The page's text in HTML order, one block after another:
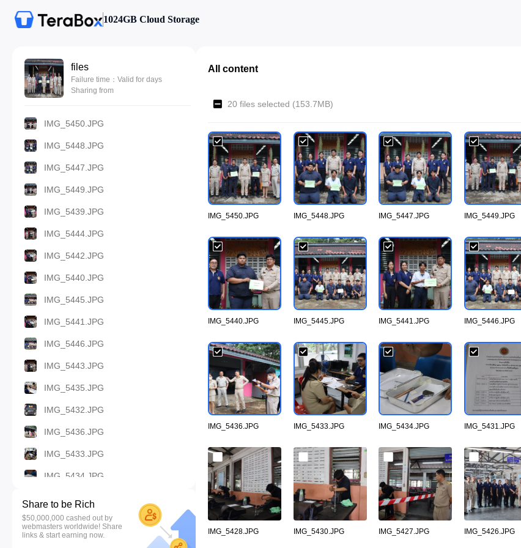
1024GB Cloud Storage
files
Failure time：Valid for days
Sharing from
IMG_5450.JPG
IMG_5448.JPG
IMG_5447.JPG
IMG_5449.JPG
IMG_5439.JPG
IMG_5444.JPG
IMG_5442.JPG
IMG_5440.JPG
IMG_5445.JPG
IMG_5441.JPG
IMG_5446.JPG
IMG_5443.JPG
IMG_5435.JPG
IMG_5432.JPG
IMG_5436.JPG
IMG_5433.JPG
IMG_5434.JPG
IMG_5437.JPG
IMG_5438.JPG
Share to be Rich
$50,000,000 cashed out by
webmasters worldwide! Share
links & start earning now.
All content
20 files selected (153.7MB)
IMG_5450.JPG IMG_5448.JPG IMG_5447.JPG IMG_5449.JPG
IMG_5440.JPG IMG_5445.JPG IMG_5441.JPG IMG_5446.JPG
IMG_5436.JPG IMG_5433.JPG IMG_5434.JPG IMG_5431.JPG
IMG_5428.JPG IMG_5430.JPG IMG_5427.JPG IMG_5426.JPG